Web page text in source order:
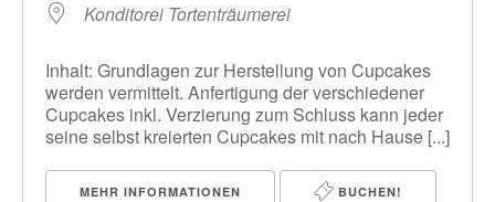
Konditorei Tortenträumerei
Inhalt: Grundlagen zur Herstellung von Cupcakes
werden vermittelt. Anfertigung der verschiedener
Cupcakes inkl. Verzierung zum Schluss kann jeder
seine selbst kreierten Cupcakes mit nach Hause [...]
MEHR INFORMATIONEN BUCHEN!